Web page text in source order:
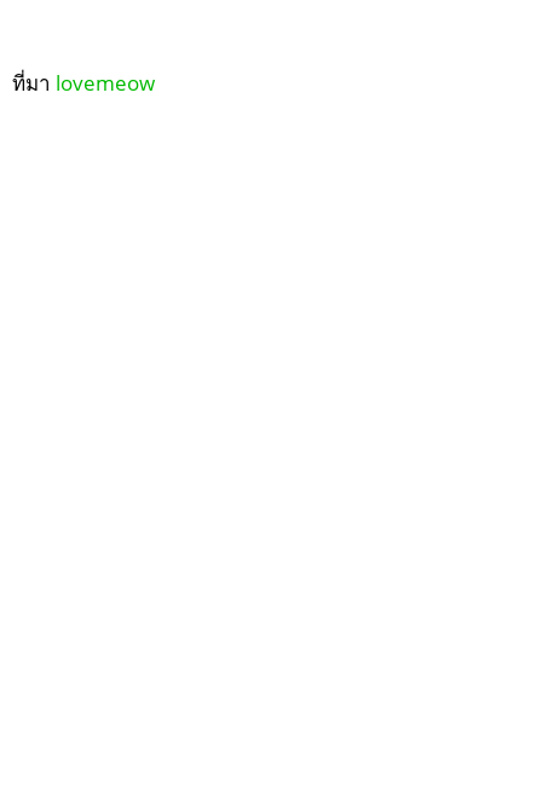
ที่มา lovemeow